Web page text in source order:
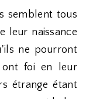
semblent tous
leur naissance
ne pourront
ont foi en leur
étrange étant